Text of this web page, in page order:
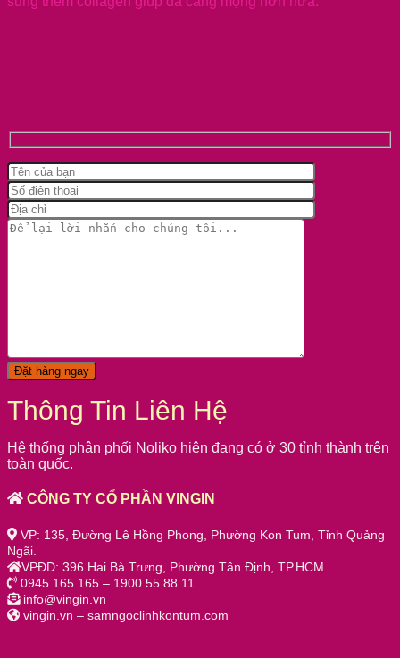
Thông Tin Liên Hệ
Hệ thống phân phối Noliko hiện đang có ở 30 tỉnh thành trên
toàn quốc.
CÔNG TY CỔ PHẦN VINGIN
VP: 135, Đường Lê Hồng Phong, Phường Kon Tum, Tỉnh Quảng
Ngãi.
VPĐD: 396 Hai Bà Trưng, Phường Tân Định, TP.HCM.
0945.165.165 – 1900 55 88 11
info@vingin.vn
vingin.vn – samngoclinhkontum.com